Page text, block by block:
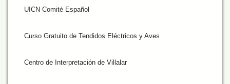
UICN Comité Español
Curso Gratuito de Tendidos Eléctricos y Aves
Centro de Interpretación de Villalar